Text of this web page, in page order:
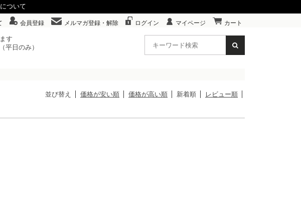
ついて
会員登録 メルマガ登録・解除 ログイン マイページ カート
す
平日のみ）
並び替え 価格が安い順 価格が高い順 新着順 レビュー順